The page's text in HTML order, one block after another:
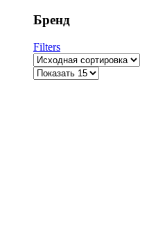
Бренд
Filters